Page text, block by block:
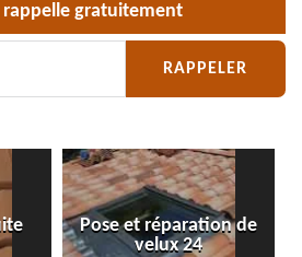
rappelle gratuitement
Pose et réparation de
velux 24